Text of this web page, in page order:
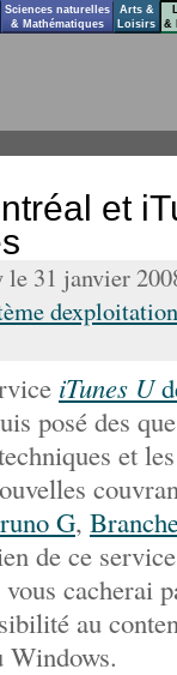
et
31 janvier
dexploitation
iTunes U
posé des
et
G,
de ce
cacherai
au
Windows.
Sciences naturelles
& Mathématiques
Arts &
Loisirs
&